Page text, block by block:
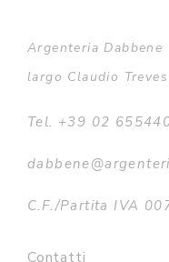
Argenteria Dabbene
largo Claudio
Tel. +39 02
C.F./Partita IVA
Contatti